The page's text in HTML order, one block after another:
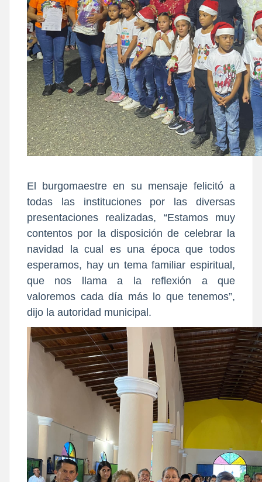
El burgomaestre en su mensaje felicitó a
todas las instituciones por las diversas
presentaciones realizadas, “Estamos muy
contentos por la disposición de celebrar la
navidad la cual es una época que todos
esperamos, hay un tema familiar espiritual,
que nos llama a la reflexión a que
valoremos cada día más lo que tenemos”,
dijo la autoridad municipal.